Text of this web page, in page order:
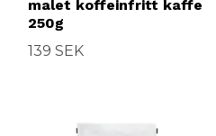
malet koffeinfritt kaffe
250g
139 SEK